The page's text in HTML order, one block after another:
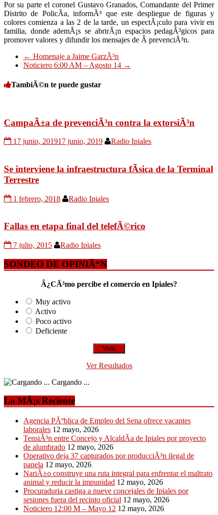
Por su parte el coronel Gustavo Granados, Comandante del Primer
Distrito de PolicÃ­a, informÃ³ que este despliegue de figuras y
colores comienza a las 2 de la tarde, un espectÃ¡culo para vivir en
familia, donde ademÃ¡s se abrirÃ¡n espacios pedagÃ³gicos para
promover valores y difundir los mensajes de Â prevenciÃ³n.
← Homenaje a Jaime GarzÃ³n
Noticiero 6:00 AM – Agosto 14 →
TambiÃ©n te puede gustar
CampaÃ±a de prevenciÃ³n contra la extorsiÃ³n
17 junio, 201917 junio, 2019 Radio Ipiales
Se interviene la infraestructura fÃ­sica de la Terminal
Terrestre
1 febrero, 2018 Radio Ipiales
Fallas en etapa final del telefÃ©rico
7 julio, 2015 Radio Ipiales
SONDEO DE OPINIÃ“N
Â¿CÃ³mo percibe el comercio en Ipiales?
Muy activo
Activo
Poco activo
Deficiente
Ver Resultados
Cargando ...
Lo MÃ¡s Reciente
Agencia PÃºblica de Empleo del Sena ofrece vacantes
laborales 12 mayo, 2026
TensiÃ³n entre Concejo y AlcaldÃ­a de Ipiales por proyecto
de alumbrado 12 mayo, 2026
Operativo deja 37 capturados por producciÃ³n ilegal de
panela 12 mayo, 2026
NariÃ±o construye una ruta integral para enfrentar el maltrato
animal y reducir la impunidad 12 mayo, 2026
Procuraduria castiga a nueve concejales de Ipiales por
sesiones fuera del recinto oficial 12 mayo, 2026
Noticiero 12:00 M – Mayo 12 12 mayo, 2026